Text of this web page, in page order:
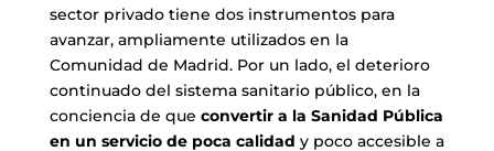
sector privado tiene dos instrumentos para
avanzar, ampliamente utilizados en la
Comunidad de Madrid. Por un lado, el deterioro
continuado del sistema sanitario público, en la
conciencia de que convertir a la Sanidad Pública
en un servicio de poca calidad y poco accesible a